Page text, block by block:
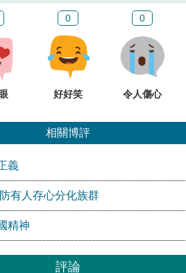
0
好好笑
0
令人傷心
相關博評
義
有人存心分化族群
精神
評論